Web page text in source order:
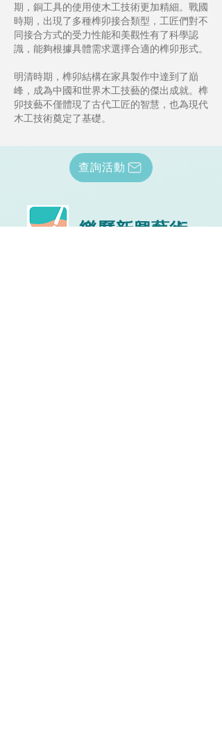
期，銅工具的使用使木工技術更加精細。戰國
時期，出現了多種榫卯接合類型，工匠們對不
同接合方式的受力性能和美觀性有了科學認
識，能夠根據具體需求選擇合適的榫卯形式。
明清時期，榫卯結構在家具製作中達到了巔
峰，成為中國和世界木工技藝的傑出成就。榫
卯技藝不僅體現了古代工匠的智慧，也為現代
木工技術奠定了基礎。
查詢活動
樂歷新興藝術